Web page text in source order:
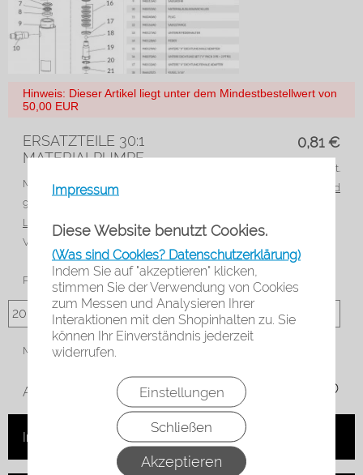
Impressum
Diese Website benutzt Cookies.
(Was sind Cookies? Datenschutzerklärung)
Indem Sie auf "akzeptieren" klicken,
stimmen Sie der Verwendung von Cookies
zum Messen und Analysieren Ihrer
Interaktionen mit den Shopinhalten zu. Sie
können Ihr Einverständnis jederzeit
widerrufen.
Einstellungen
Schließen
Akzeptieren
Hinweis: Dieser Artikel liegt unter dem Mindestbestellwert von
50,00 EUR
0,81€
ERSATZTEILE 30:1
MATERIALPUMPE
Marke: Anest Iwata
960014A0
Lieferzeit*:
3-5 Werktage
VE:
zzgl. 19% MwSt.
zzgl. Versand
Positionsnummer lt. Zeichnung
Menge:
Auf die Merkliste
In den Warenkorb